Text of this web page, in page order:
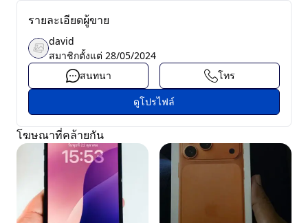
รายละเอียดผู้ขาย
david
สมาชิกตั้งแต่ 28/05/2024
สนทนา
โทร
ดูโปรไฟล์
โฆษณาที่คล้ายกัน